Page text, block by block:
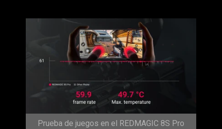
Prueba de juegos en el REDMAGIC 8S Pro